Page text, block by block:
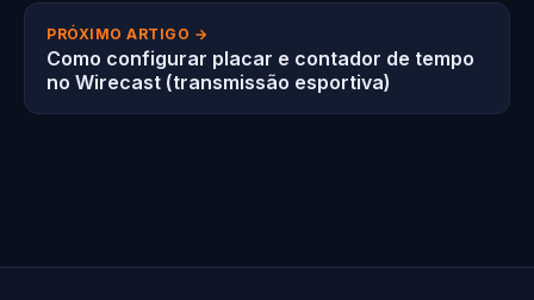
PRÓXIMO ARTIGO →
Como configurar placar e contador de tempo
no Wirecast (transmissão esportiva)